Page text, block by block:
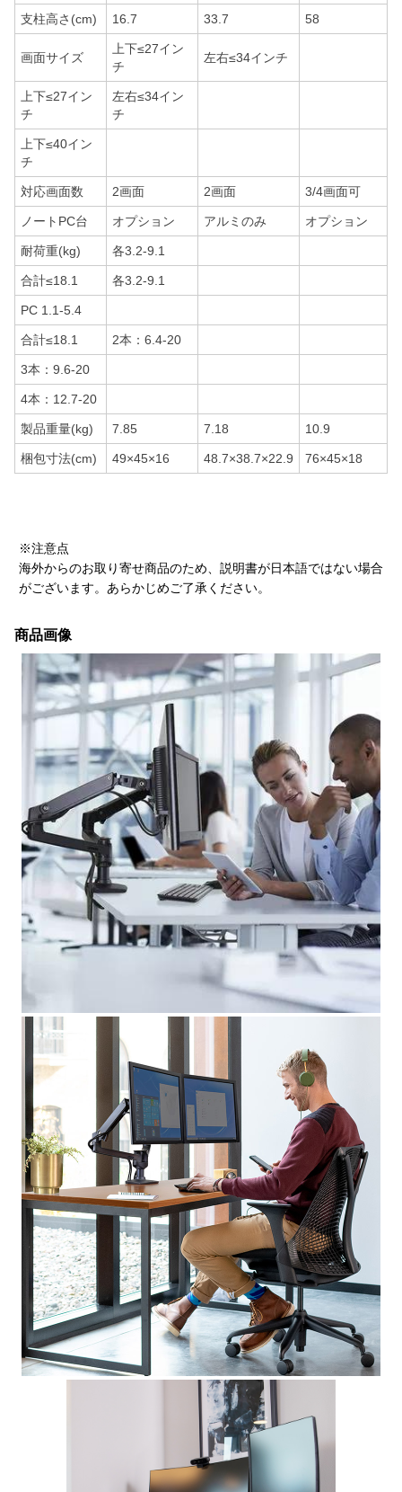
支柱高さ(cm) 16.7 33.7 58
画面サイズ
上下≤27イン
チ
左右≤34インチ
上下≤27イン
チ
左右≤34イン
チ
上下≤40イン
チ
対応画面数 2画面 2画面 3/4画面可
ノートPC台 オプション アルミのみ オプション
耐荷重(kg) 各3.2-9.1
合計≤18.1 各3.2-9.1
PC 1.1-5.4
合計≤18.1 2本：6.4-20
3本：9.6-20
4本：12.7-20
製品重量(kg) 7.85 7.18 10.9
梱包寸法(cm) 49×45×16 48.7×38.7×22.9 76×45×18
※注意点
海外からのお取り寄せ商品のため、説明書が日本語ではない場合
がございます。あらかじめご了承ください。
商品画像